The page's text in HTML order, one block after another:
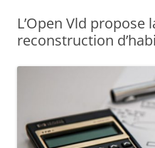
L’Open Vld propose
reconstruction